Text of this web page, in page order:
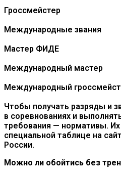
Гроссмейстер
Международные звания
Мастер ФИДЕ
Международный мастер
Международный
Чтобы получать разряды и
в соревнованиях и
требования — нормативы.
специальной таблице на
России.
Можно ли обойтись без